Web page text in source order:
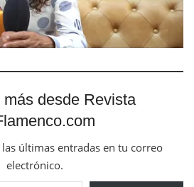
más desde Revista
últimas entradas en tu correo
electrónico.